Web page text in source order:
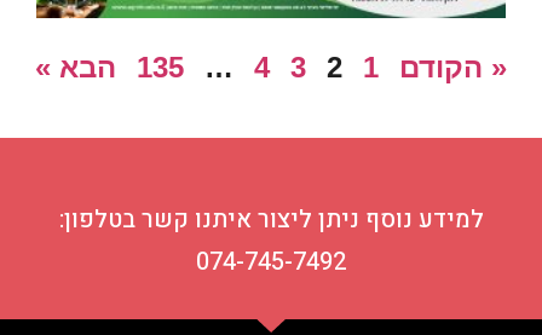
« הקודם 1
2
3
4
…
135 הבא »
למידע נוסף ניתן ליצור איתנו קשר בטלפון:
074-745-7492